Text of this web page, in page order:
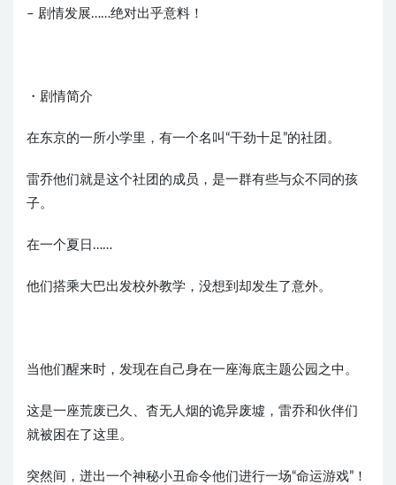
– 剧情发展……绝对出乎意料！
・剧情简介
在东京的一所小学里，有一个名叫“干劲十足”的社团。
雷乔他们就是这个社团的成员，是一群有些与众不同的孩
子。
在一个夏日……
他们搭乘大巴出发校外教学，没想到却发生了意外。
当他们醒来时，发现在自己身在一座海底主题公园之中。
这是一座荒废已久、杳无人烟的诡异废墟，雷乔和伙伴们
就被困在了这里。
突然间，迸出一个神秘小丑命令他们进行一场“命运游戏”！